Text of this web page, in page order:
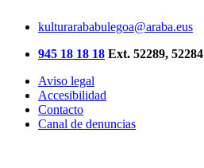
kulturarababulegoa@araba.eus
945 18 18 18 Ext. 52289, 52284
Aviso legal
Accesibilidad
Contacto
Canal de denuncias